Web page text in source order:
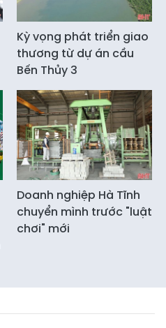
Kỳ vọng phát triển giao
thương từ dự án cầu
Bến Thủy 3
Doanh nghiệp Hà Tĩnh
chuyển mình trước "luật
chơi" mới